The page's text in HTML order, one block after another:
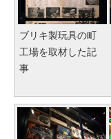
ブリキ製玩具の町
工場を取材した記
事